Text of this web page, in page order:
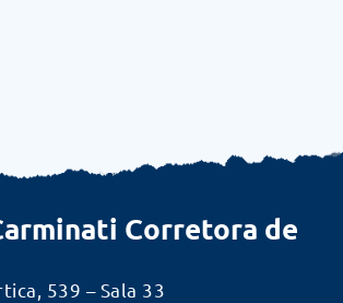
Corretora de
539 – Sala 33